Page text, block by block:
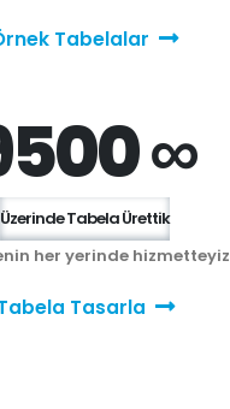
Tabelalar
∞
Üzerinde Tabela Ürettik
her yerinde hizmetteyiz
Tasarla